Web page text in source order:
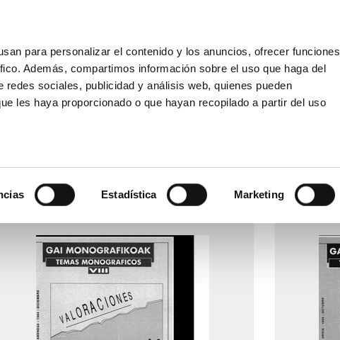
para personalizar el contenido y los anuncios, ofrecer funciones
Además, compartimos información sobre el uso que haga del
redes sociales, publicidad y análisis web, quienes pueden
les haya proporcionado o que hayan recopilado a partir del uso
Estadística Marketing